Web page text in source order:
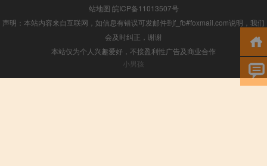
站地图 皖ICP备11013507号
声明：本站内容来自互联网，如信息有错误可发邮件到f_fb#foxmail.com说明，我们
会及时纠正，谢谢
本站仅为个人兴趣爱好，不接盈利性广告及商业合作
小男孩